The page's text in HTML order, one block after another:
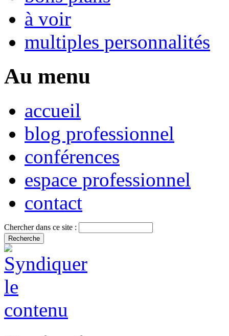
à voir
multiples personnalités
Au menu
accueil
blog professionnel
conférences
espace professionnel
contact
Chercher dans ce site :